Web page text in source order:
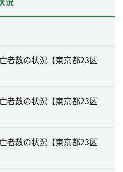
者数の状況【東京都23区
者数の状況【東京都23区
者数の状況【東京都23区